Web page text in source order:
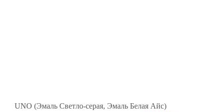
UNO (Эмаль Светло-серая, Эмаль Белая Айс)